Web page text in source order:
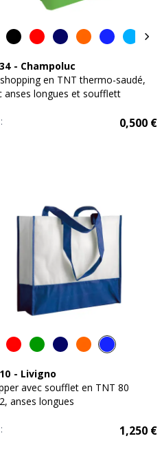
- Champoluc
en TNT thermo-saudé,
anses longues et soufflett
0,500€
- Livigno
avec soufflet en TNT 80
anses longues
1,250€